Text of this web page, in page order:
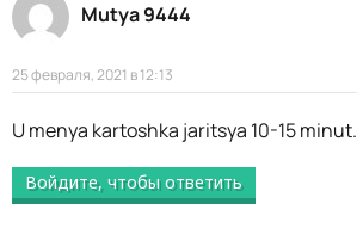
Mutya 9444
25 февраля, 2021 в 12:13
U menya kartoshka jaritsya 10-15 minut.
Войдите, чтобы ответить